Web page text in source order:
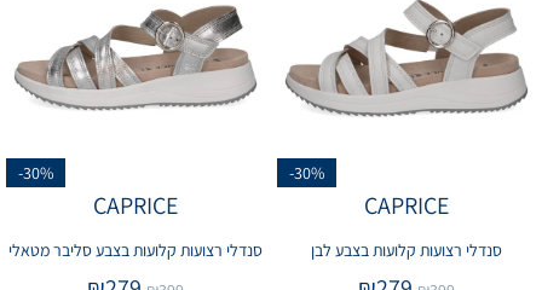
-30%
CAPRICE
סנדלי רצועות קלועות בצבע לבן
-30%
CAPRICE
סנדלי רצועות קלועות בצבע סליבר מטאלי